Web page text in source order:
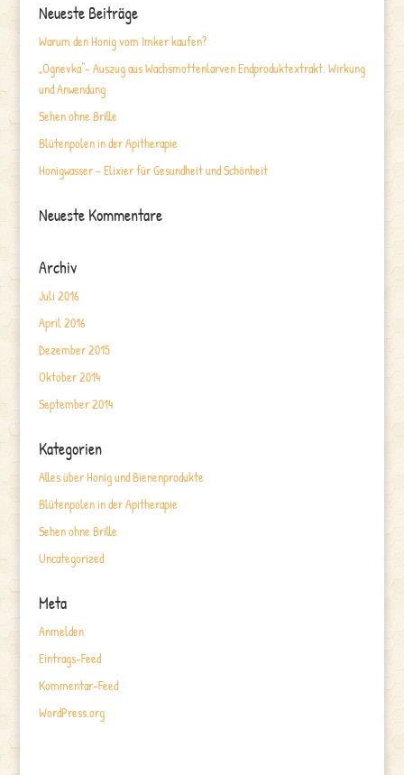
Neueste Beiträge
Warum den Honig vom Imker kaufen?
„Ognevka“- Auszug aus Wachsmottenlarven Endproduktextrakt. Wirkung
und Anwendung
Sehen ohne Brille
Blütenpolen in der Apitherapie
Honigwasser – Elixier für Gesundheit und Schönheit
Neueste Kommentare
Archiv
Juli 2016
April 2016
Dezember 2015
Oktober 2014
September 2014
Kategorien
Alles über Honig und Bienenprodukte
Blütenpolen in der Apitherapie
Sehen ohne Brille
Uncategorized
Meta
Anmelden
Eintrags-Feed
Kommentar-Feed
WordPress.org